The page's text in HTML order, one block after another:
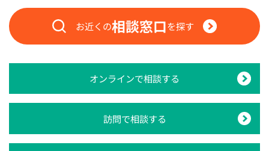
お近くの相談窓口を探す
オンラインで相談する
訪問で相談する